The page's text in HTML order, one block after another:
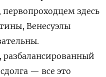
здесь
Венесуэлы
— все это